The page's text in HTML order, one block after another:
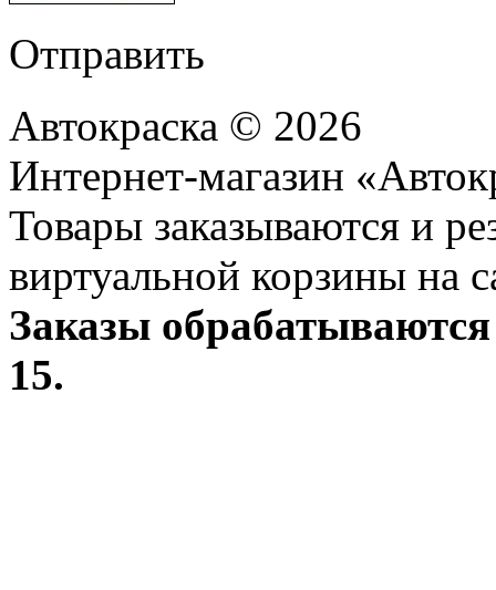
Отправить
Автокраска © 2026
Интернет-магазин
Товары заказываются и
виртуальной корзины на
Заказы
15.